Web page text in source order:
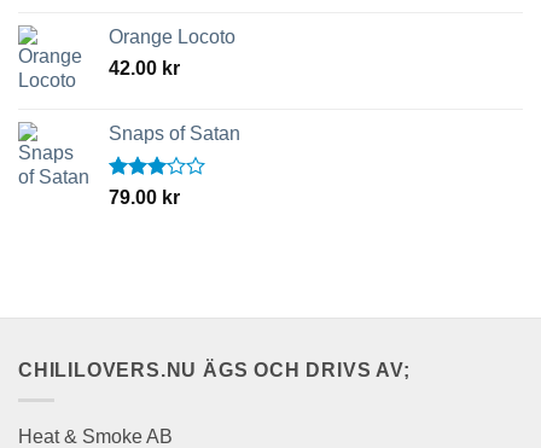
Orange Locoto
42.00 kr
Snaps of Satan
Betygsatt
79.00 kr
CHILILOVERS.NU ÄGS OCH DRIVS AV;
Heat & Smoke AB